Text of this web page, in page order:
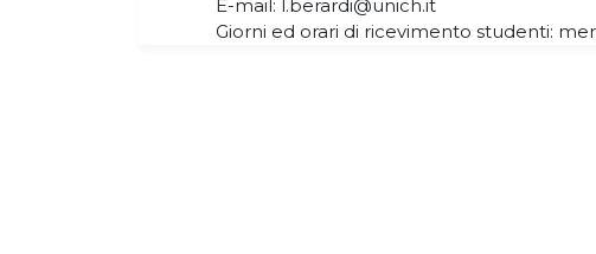
E-mail: l.berardi@unich.it
Giorni ed orari di ricevimento studenti: